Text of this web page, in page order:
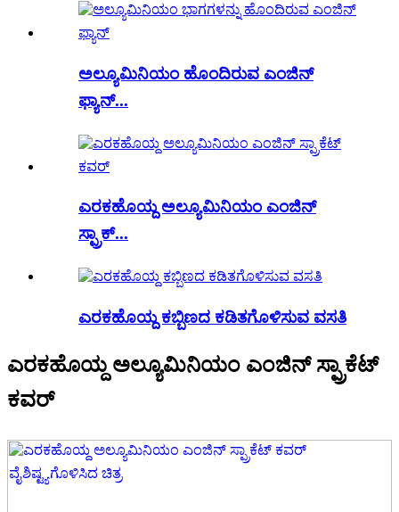
ಅಲ್ಯೂಮಿನಿಯಂ ಹೊಂದಿರುವ ಎಂಜಿನ್
ಫ್ಯಾನ್...
ಎರಕಹೊಯ್ದ ಅಲ್ಯೂಮಿನಿಯಂ ಎಂಜಿನ್
ಸ್ಪ್ರಾಕ್...
ಎರಕಹೊಯ್ದ ಕಬ್ಬಿಣದ ಕಡಿತಗೊಳಿಸುವ ವಸತಿ
ಎರಕಹೊಯ್ದ ಅಲ್ಯೂಮಿನಿಯಂ ಎಂಜಿನ್ ಸ್ಪ್ರಾಕೆಟ್
ಕವರ್